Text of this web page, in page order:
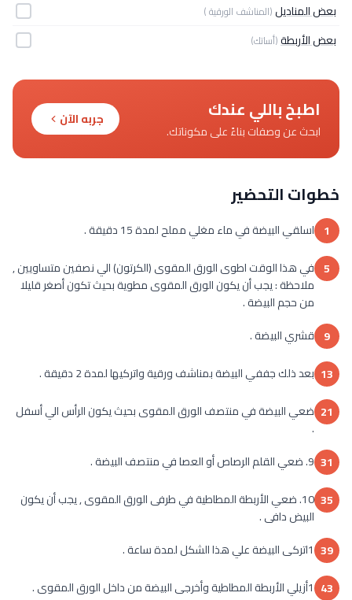
بعض المناديل(المناشف الورقية )
بعض الأربطة(أساتك)
اطبخ باللي عندك
ابحث عن وصفات بناءً على مكوناتك.
جربه الآن
خطوات التحضير
1 اسلقي البيضة في ماء مغلي مملح لمدة 15 دقيقة .
5 في هذا الوقت اطوى الورق المقوى (الكرتون) الي نصفين متساويين ,
ملاحظة : يجب أن يكون الورق المقوى مطوية بحيث تكون أصغر قليلا
من حجم البيضة .
9 قشري البيضة .
13 بعد ذلك جففي البيضة بمناشف ورقية واتركيها لمدة 2 دقيقة .
21 ضعي البيضة في منتصف الورق المقوى بحيث يكون الرأس الي أسفل
.
31 9. ضعي القلم الرصاص أو العصا في منتصف البيضة .
35
10. ضعي الأربطة المطاطية في طرفى الورق المقوى , يجب أن يكون
البيض دافى .
39 1اتركى البيضة علي هذا الشكل لمدة ساعة .
43 1أزيلي الأربطة المطاطية وأخرجى البيضة من داخل الورق المقوى .